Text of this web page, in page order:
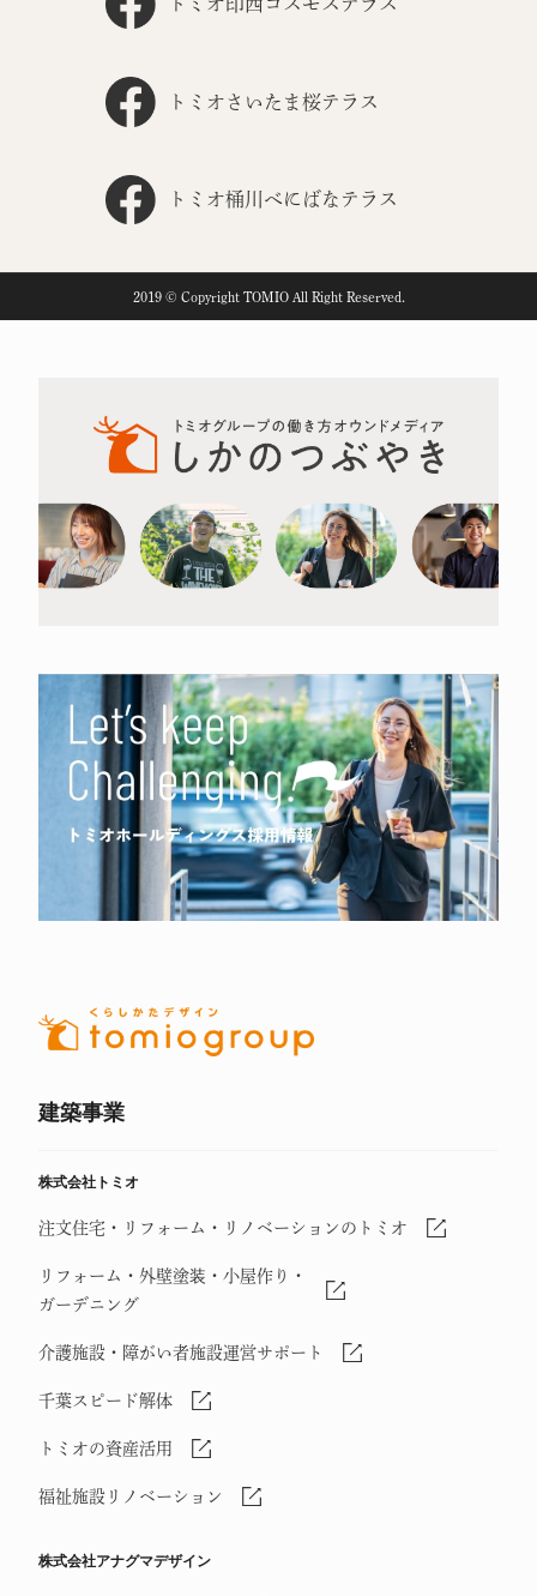
トミオ印西コスモステラス
トミオさいたま桜テラス
トミオ桶川べにばなテラス
2019 © Copyright TOMIO All Right Reserved.
建築事業
株式会社トミオ
注文住宅・リフォーム・リノベーションのトミオ
リフォーム・外壁塗装・小屋作り・
ガーデニング
介護施設・障がい者施設運営サポート
千葉スピード解体
トミオの資産活用
福祉施設リノベーション
株式会社アナグマデザイン